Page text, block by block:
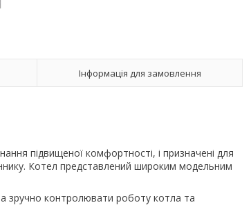
Інформація для замовлення
підвищеної комфортності, і призначені для
Котел представлений широким модельним
зручно контролювати роботу котла та